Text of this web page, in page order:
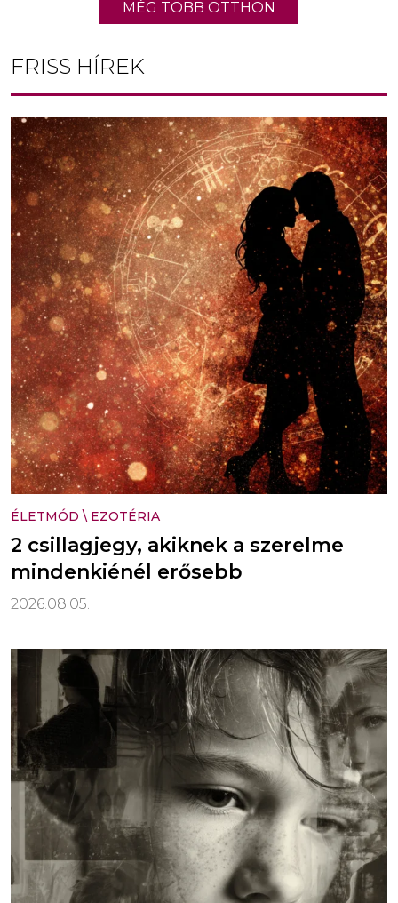
MÉG TÖBB OTTHON
FRISS HÍREK
ÉLETMÓD \ EZOTÉRIA
2 csillagjegy, akiknek a szerelme
mindenkiénél erősebb
2026.08.05.